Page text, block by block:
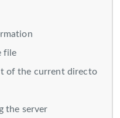
file
of the current directo
the server